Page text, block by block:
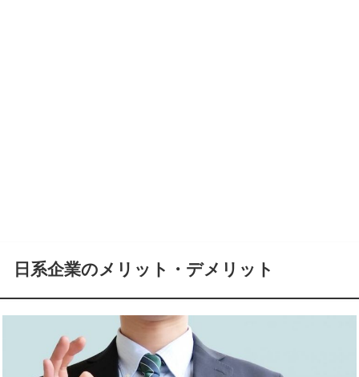
日系企業のメリット・デメリット